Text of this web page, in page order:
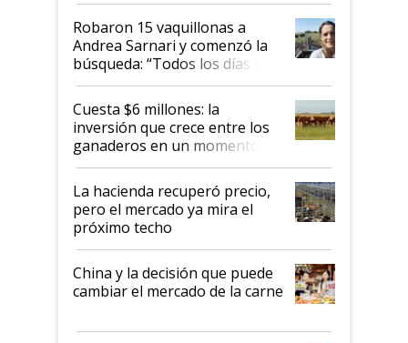
Robaron 15 vaquillonas a
Andrea Sarnari y comenzó la
búsqueda: “Todos los días le
toca a algún productor”
Cuesta $6 millones: la
inversión que crece entre los
ganaderos en un momento
histórico para la actividad
La hacienda recuperó precio,
pero el mercado ya mira el
próximo techo
China y la decisión que puede
cambiar el mercado de la carne